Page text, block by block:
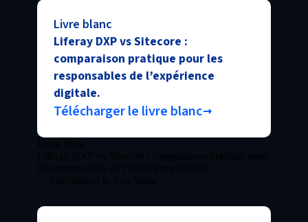
Livre blanc
Liferay DXP vs Sitecore :
comparaison pratique pour les
responsables de l’expérience
digitale.
Télécharger le livre blanc